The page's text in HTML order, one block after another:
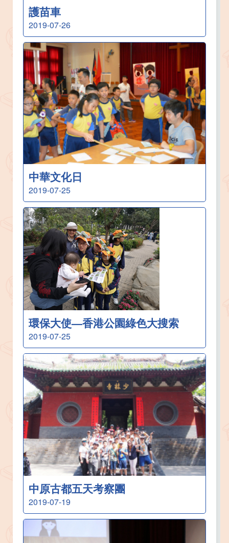
護苗車
2019-07-26
中華文化日
2019-07-25
環保大使—香港公園綠色大搜索
2019-07-25
中原古都五天考察團
2019-07-19